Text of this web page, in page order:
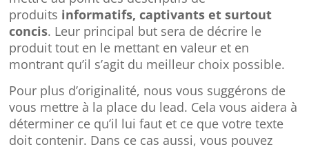
produits informatifs, captivants et surtout
concis. Leur principal but sera de décrire le
produit tout en le mettant en valeur et en
montrant qu’il s’agit du meilleur choix possible.
Pour plus d’originalité, nous vous suggérons de
vous mettre à la place du lead. Cela vous aidera à
déterminer ce qu’il lui faut et ce que votre texte
doit contenir. Dans ce cas aussi, vous pouvez